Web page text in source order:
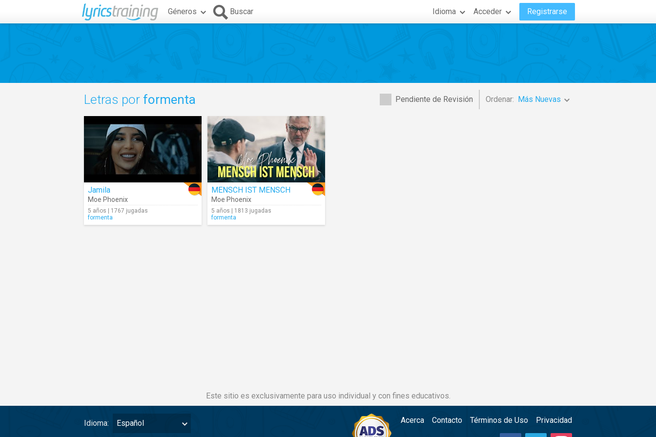
Géneros Buscar Idioma Acceder Registrarse
Pendiente de Revisión Ordenar: Más Nuevas
Letras por formenta
Jamila
Moe Phoenix
5 años | 1767 jugadas
formenta
MENSCH IST MENSCH
Moe Phoenix
5 años | 1813 jugadas
formenta
Este sitio es exclusivamente para uso individual y con fines educativos.
Idioma: Español Acerca Contacto Términos de Uso Privacidad